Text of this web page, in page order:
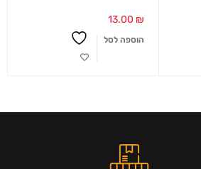
13.00 ₪
הוספה לסל